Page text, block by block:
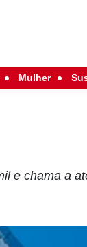
Mulher
e chama a